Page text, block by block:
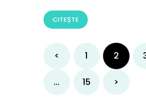
CITEȘTE
Paginație
articole
< PAGE
1 PAGE
2
… PAGE
15 >